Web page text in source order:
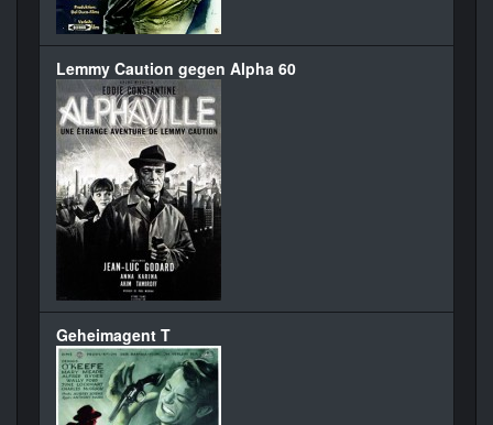
Lemmy Caution gegen Alpha 60
Geheimagent T